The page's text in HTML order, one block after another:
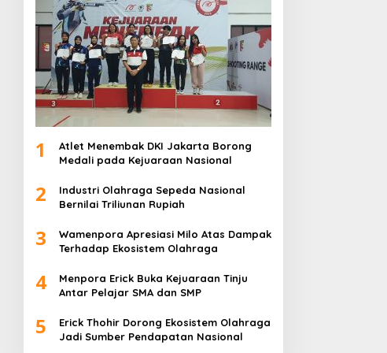
1
Atlet Menembak DKI Jakarta Borong
Medali pada Kejuaraan Nasional
2
Industri Olahraga Sepeda Nasional
Bernilai Triliunan Rupiah
3
Wamenpora Apresiasi Milo Atas Dampak
Terhadap Ekosistem Olahraga
4
Menpora Erick Buka Kejuaraan Tinju
Antar Pelajar SMA dan SMP
5
Erick Thohir Dorong Ekosistem Olahraga
Jadi Sumber Pendapatan Nasional